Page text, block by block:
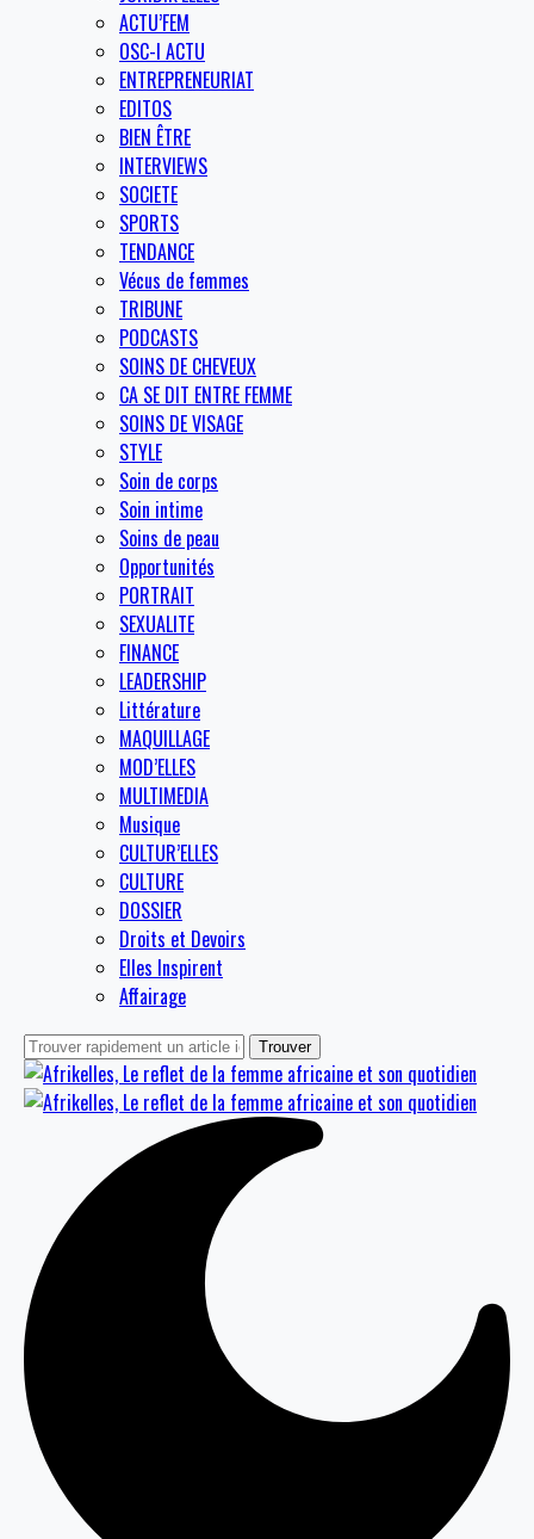
ACTU’FEM
OSC-I ACTU
ENTREPRENEURIAT
EDITOS
BIEN ÊTRE
INTERVIEWS
SOCIETE
SPORTS
TENDANCE
Vécus de femmes
TRIBUNE
PODCASTS
SOINS DE CHEVEUX
CA SE DIT ENTRE FEMME
SOINS DE VISAGE
STYLE
Soin de corps
Soin intime
Soins de peau
Opportunités
PORTRAIT
SEXUALITE
FINANCE
LEADERSHIP
Littérature
MAQUILLAGE
MOD’ELLES
MULTIMEDIA
Musique
CULTUR’ELLES
CULTURE
DOSSIER
Droits et Devoirs
Elles Inspirent
Affairage